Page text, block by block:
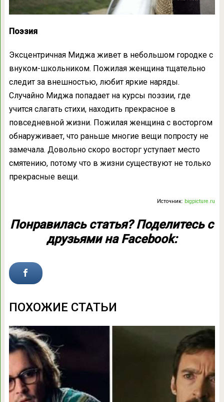
Поэзия
Эксцентричная Миджа живет в небольшом городке с
внуком-школьником. Пожилая женщина тщательно
следит за внешностью, любит яркие наряды.
Случайно Миджа попадает на курсы поэзии, где
учится слагать стихи, находить прекрасное в
повседневной жизни. Пожилая женщина с восторгом
обнаруживает, что раньше многие вещи попросту не
замечала. Довольно скоро восторг уступает место
смятению, потому что в жизни существуют не только
прекрасные вещи.
Источник: bigpicture.ru
Понравилась статья? Поделитесь с
друзьями на Facebook:
ПОХОЖИЕ СТАТЬИ